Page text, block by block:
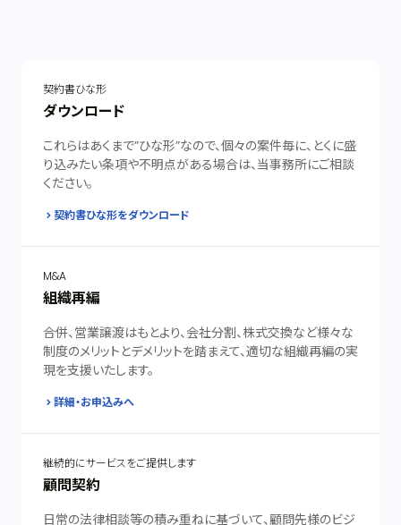
契約書ひな形
ダウンロード
これらはあくまで”ひな形”なので、個々の案件毎に、とくに盛
り込みたい条項や不明点がある場合は、当事務所にご相談
ください。
契約書ひな形をダウンロード
M&A
組織再編
合併、営業譲渡はもとより、会社分割、株式交換など様々な
制度のメリットとデメリットを踏まえて、適切な組織再編の実
現を支援いたします。
詳細・お申込みへ
継続的にサービスをご提供します
顧問契約
日常の法律相談等の積み重ねに基づいて、顧問先様のビジ